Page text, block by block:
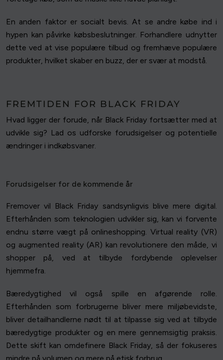
En anden faktor er socialt bevis. At se andre købe ind i
hypen kan påvirke købsbeslutninger. Forhandlere udnytter
dette ved at vise populære tilbud og fremhæve populære
produkter, hvilket skaber en buzz, der er svær at modstå.
FREMTIDEN FOR BLACK FRIDAY
Hvad ligger der forude, når Black Friday fortsætter med at
udvikle sig? Lad os udforske forudsigelser og potentielle
ændringer i indkøbsvaner.
Forudsigelser for de kommende år
Fremover vil Black Friday sandsynligvis blive mere digital.
Efterhånden som teknologien udvikler sig, kan vi forvente
endnu større vægt på onlineshopping. Virtual reality (VR)
og augmented reality (AR) kan revolutionere den måde, vi
shopper på, ved at tilbyde fordybende oplevelser
hjemmefra.
Bæredygtighed vil også spille en afgørende rolle.
Efterhånden som forbrugerne bliver mere miljøbevidste,
bliver detailhandlerne nødt til at tilpasse sig ved at tilbyde
bæredygtige produkter og en mere gennemsigtig praksis.
Dette skift kan omdefinere Black Friday, så der fokuseres
mindre på volumen og mere på etisk forbrug.